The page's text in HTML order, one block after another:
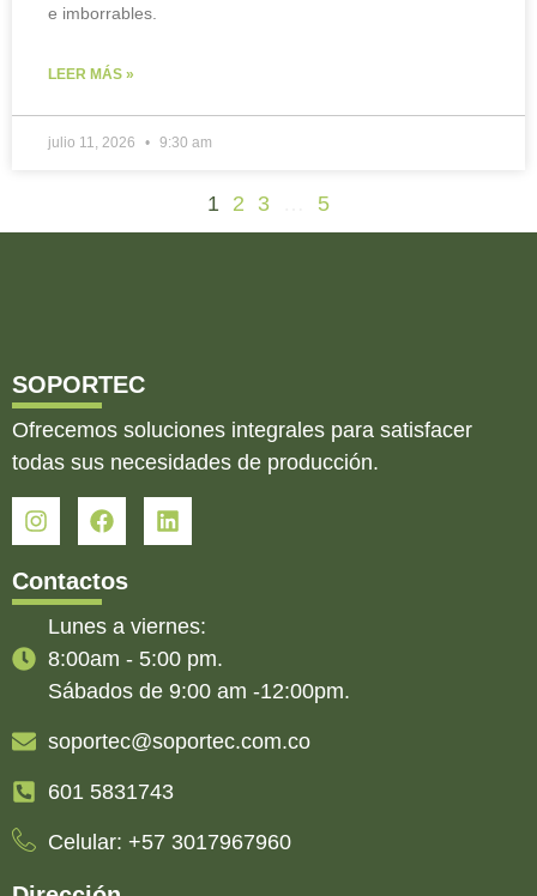
e imborrables.
LEER MÁS »
julio 11, 2026 9:30 am
1 2 3 5
SOPORTEC
Ofrecemos soluciones integrales para satisfacer
todas sus necesidades de producción.
Contactos
Lunes a viernes:
8:00am - 5:00 pm.
Sábados de 9:00 am -12:00pm.
soportec@soportec.com.co
601 5831743
Celular: +57 3017967960